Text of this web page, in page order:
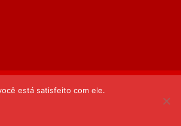
está satisfeito com ele.